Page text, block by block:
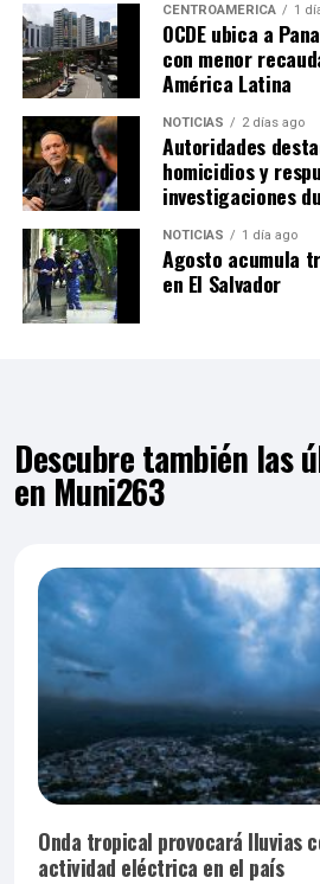
CENTROAMÉRICA 1
OCDE ubica a
con menor
América Latina
NOTICIAS 2 días ago
Autoridades
homicidios y
investigaciones
NOTICIAS 1 día ago
Agosto acumula
en El Salvador
Descubre también las
en Muni263
Onda tropical provocará lluvias
actividad eléctrica en el país